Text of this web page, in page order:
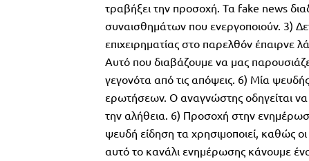
τραβήξει την προσοχή. Τα fake news
συναισθημάτων που ενεργοποιούν. 3)
επιχειρηματίας στο παρελθόν έπαιρνε
Αυτό που διαβάζουμε να μας
γεγονότα από τις απόψεις. 6) Μία
ερωτήσεων. Ο αναγνώστης οδηγείται
την αλήθεια. 6) Προσοχή στην
ψευδή είδηση τα χρησιμοποιεί, καθώς
αυτό το κανάλι ενημέρωσης κάνουμε